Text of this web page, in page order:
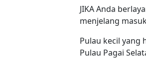
JIKA Anda
menjelang
Pulau kecil yang
Pulau Pagai